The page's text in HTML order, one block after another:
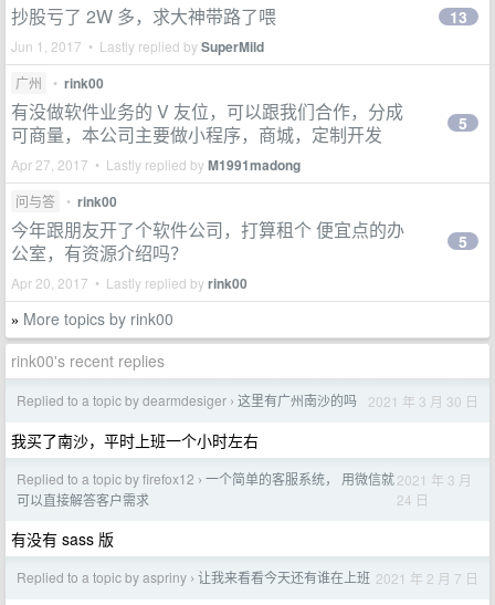
抄股亏了 2W 多，求大神带路了喂
Jun 1, 2017 • Lastly replied bySuperMild
13
广州 • rink00
有没做软件业务的 V 友位，可以跟我们合作，分成
可商量，本公司主要做小程序，商城，定制开发
Apr 27, 2017 • Lastly replied byM1991madong
5
问与答 • rink00
今年跟朋友开了个软件公司，打算租个 便宜点的办
公室，有资源介绍吗？
Apr 20, 2017 • Lastly replied byrink00
5
» More topics by rink00
rink00's recent replies
Replied to a topic by dearmdesiger › 这里有广州南沙的吗 2021 年 3 月 30 日
我买了南沙，平时上班一个小时左右
Replied to a topic by firefox12 › 一个简单的客服系统， 用微信就
可以直接解答客户需求
2021 年 3 月
24 日
有没有 sass 版
Replied to a topic by aspriny › 让我来看看今天还有谁在上班 2021 年 2 月 7 日